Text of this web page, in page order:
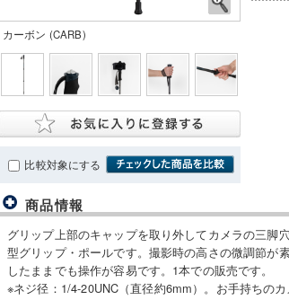
カーボン (CARB)
比較対象にする
商品情報
グリップ上部のキャップを取り外してカメラの三脚
型グリップ・ポールです。撮影時の高さの微調節が
したままでも操作が容易です。1本での販売です。
※ネジ径：1/4-20UNC（直径約6mm）。お手持ちの